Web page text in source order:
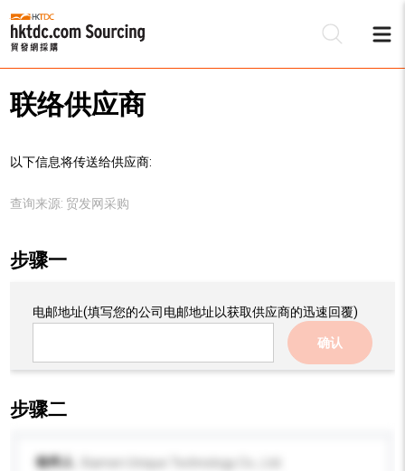
联络供应商
以下信息将传送给供应商:
查询来源: 贸发网采购
步骤一
电邮地址(填写您的公司电邮地址以获取供应商的迅速回覆)
确认
步骤二
收件人